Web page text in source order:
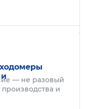
— не разовый
производства и